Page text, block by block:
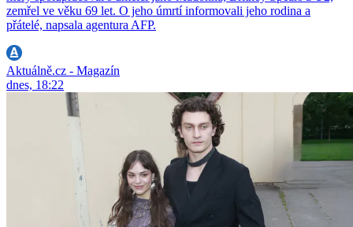
zemřel ve věku 69 let. O jeho úmrtí informovali jeho rodina a
přátelé, napsala agentura AFP.
Aktuálně.cz - Magazín
dnes, 18:22